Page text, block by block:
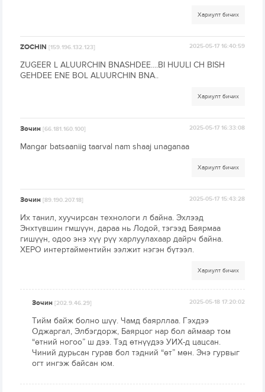
Хариулт бичих
ZOCHIN[159.196.132.123] 2025-05-17 16:40:59
ZUGEER L ALUURCHIN BNASHDEE....BI HUULI CH BISH
GEHDEE ENE BOL ALUURCHIN BNA..
Хариулт бичих
Зочин[66.181.160.100] 2025-05-17 16:33:08
Mangar batsaaniig taarval nam shaaj unaganaa
Хариулт бичих
Зочин[89.190.207.18] 2025-05-17 15:43:28
Их танил, хуучирсан технологи л байна. Эхлээд
Энхтүвшин гмшүүн, дараа нь Лодой, тэгээд Баярмаа
гишүүн, одоо энэ хүү рүү харлуулахаар дайрч байна.
ХЕРО интертайментийн ээлжит нэгэн бүтээл.
Хариулт бичих
Зочин[202.9.46.29] 2025-05-18 17:20:02
Тийм байж болно шүү. Чамд баярллаа. Гэхдээ
Оджаргал, Элбэгдорж, Баярцог нар бол аймаар том
“өтний ногоо” ш дээ. Тэд өтнүүдээ УИХ-д цацсан.
Чиний дурьсан гурав бол тэдний “өт” мөн. Энэ гурвыг
огт ингэж байсан юм.